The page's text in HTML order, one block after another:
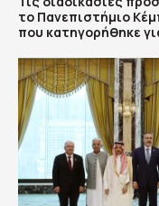
το Πανεπιστήμιο
που κατηγορήθηκε